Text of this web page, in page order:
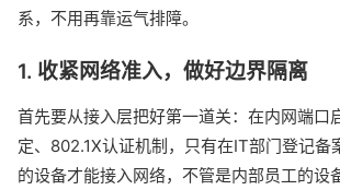
系，不用再靠运气排障。
1. 收紧网络准入，做好边界隔离
首先要从接入层把好第一道关：在内网端口
定、802.1X认证机制，只有在IT部门登记备
的设备才能接入网络，不管是内部员工的设